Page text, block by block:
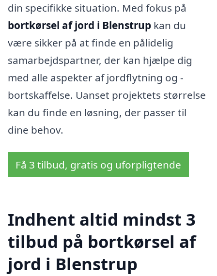
din specifikke situation. Med fokus på
bortkørsel af jord i Blenstrup kan du
være sikker på at finde en pålidelig
samarbejdspartner, der kan hjælpe dig
med alle aspekter af jordflytning og -
bortskaffelse. Uanset projektets størrelse
kan du finde en løsning, der passer til
dine behov.
Få 3 tilbud, gratis og uforpligtende
Indhent altid mindst 3
tilbud på bortkørsel af
jord i Blenstrup